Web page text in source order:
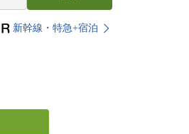
新幹線・特急+宿泊